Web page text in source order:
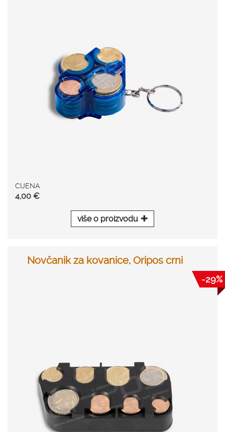
CIJENA
4,00 €
više o proizvodu
Novčanik za kovanice, Oripos crni
-29%